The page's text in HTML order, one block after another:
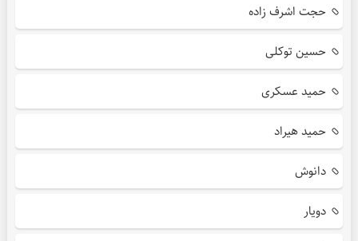
حجت اشرف زاده
حسین توکلی
حمید عسکری
حمید هیراد
دانوش
دویار